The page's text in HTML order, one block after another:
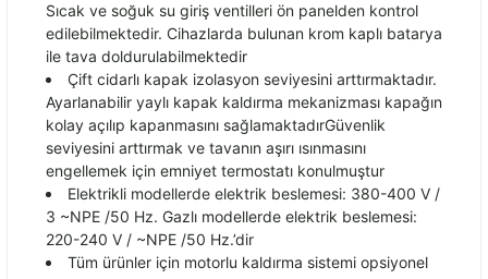
Sıcak ve soğuk su giriş ventilleri ön panelden kontrol
edilebilmektedir. Cihazlarda bulunan krom kaplı batarya
ile tava doldurulabilmektedir
Çift cidarlı kapak izolasyon seviyesini arttırmaktadır.
Ayarlanabilir yaylı kapak kaldırma mekanizması kapağın
kolay açılıp kapanmasını sağlamaktadırGüvenlik
seviyesini arttırmak ve tavanın aşırı ısınmasını
engellemek için emniyet termostatı konulmuştur
Elektrikli modellerde elektrik beslemesi: 380-400 V /
3 ~NPE /50 Hz. Gazlı modellerde elektrik beslemesi:
220-240 V / ~NPE /50 Hz.’dir
Tüm ürünler için motorlu kaldırma sistemi opsiyonel